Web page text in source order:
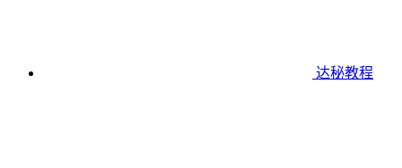
达秘教程